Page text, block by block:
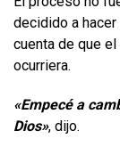
decidido a
cuenta de que
ocurriera.
«Empecé a
Dios», dijo.